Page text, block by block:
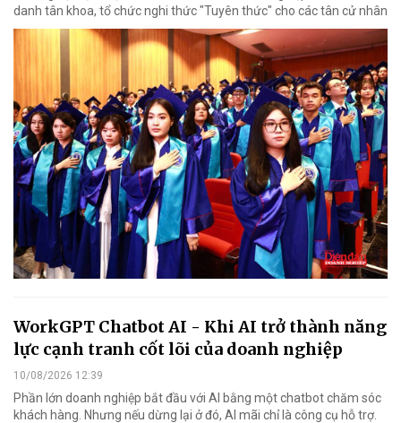
danh tân khoa, tổ chức nghi thức "Tuyên thức" cho các tân cử nhân
WorkGPT Chatbot AI - Khi AI trở thành năng
lực cạnh tranh cốt lõi của doanh nghiệp
10/08/2026 12:39
Phần lớn doanh nghiệp bắt đầu với AI bằng một chatbot chăm sóc
khách hàng. Nhưng nếu dừng lại ở đó, AI mãi chỉ là công cụ hỗ trợ.